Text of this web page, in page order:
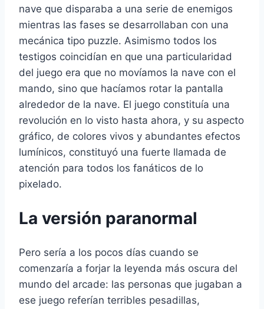
nave que disparaba a una serie de enemigos
mientras las fases se desarrollaban con una
mecánica tipo puzzle. Asimismo todos los
testigos coincidí­an en que una particularidad
del juego era que no moví­amos la nave con el
mando, sino que hací­amos rotar la pantalla
alrededor de la nave. El juego constituí­a una
revolución en lo visto hasta ahora, y su aspecto
gráfico, de colores vivos y abundantes efectos
lumí­nicos, constituyó una fuerte llamada de
atención para todos los fanáticos de lo
pixelado.
La versión paranormal
Pero serí­a a los pocos dí­as cuando se
comenzarí­a a forjar la leyenda más oscura del
mundo del arcade: las personas que jugaban a
ese juego referí­an terribles pesadillas,